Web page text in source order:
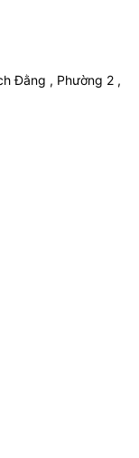
Đằng , Phường 2 ,